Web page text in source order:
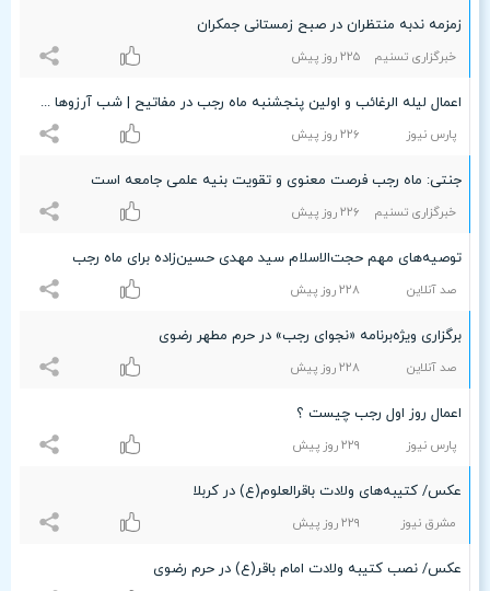
زمزمه ندبه منتظران در صبح زمستانی جمکران
خبرگزاری تسنیم ۲۲۵ روز پیش
اعمال لیله الرغائب و اولین پنجشنبه ماه رجب در مفاتیح | شب آرزوها چطور حاجت بگیریم ؟
پارس نیوز ۲۲۶ روز پیش
جنتی: ماه رجب فرصت معنوی و تقویت بنیه علمی جامعه است
خبرگزاری تسنیم ۲۲۶ روز پیش
توصیه‌های مهم حجت‌الاسلام سید مهدی حسین‌زاده برای ماه رجب
صد آنلاین ۲۲۸ روز پیش
برگزاری ویژه‌برنامه «نجوای رجب» در حرم مطهر رضوی
صد آنلاین ۲۲۸ روز پیش
اعمال روز اول رجب چیست ؟
پارس نیوز ۲۲٩ روز پیش
عکس/ کتیبه‌های ولادت باقرالعلوم(ع) در کربلا
مشرق نیوز ۲۲٩ روز پیش
عکس/ نصب کتیبه ولادت امام باقر(ع) در حرم رضوی